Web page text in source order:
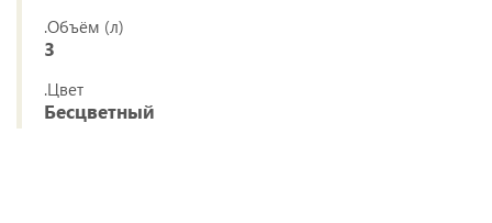
.Объём (л)
3
.Цвет
Бесцветный